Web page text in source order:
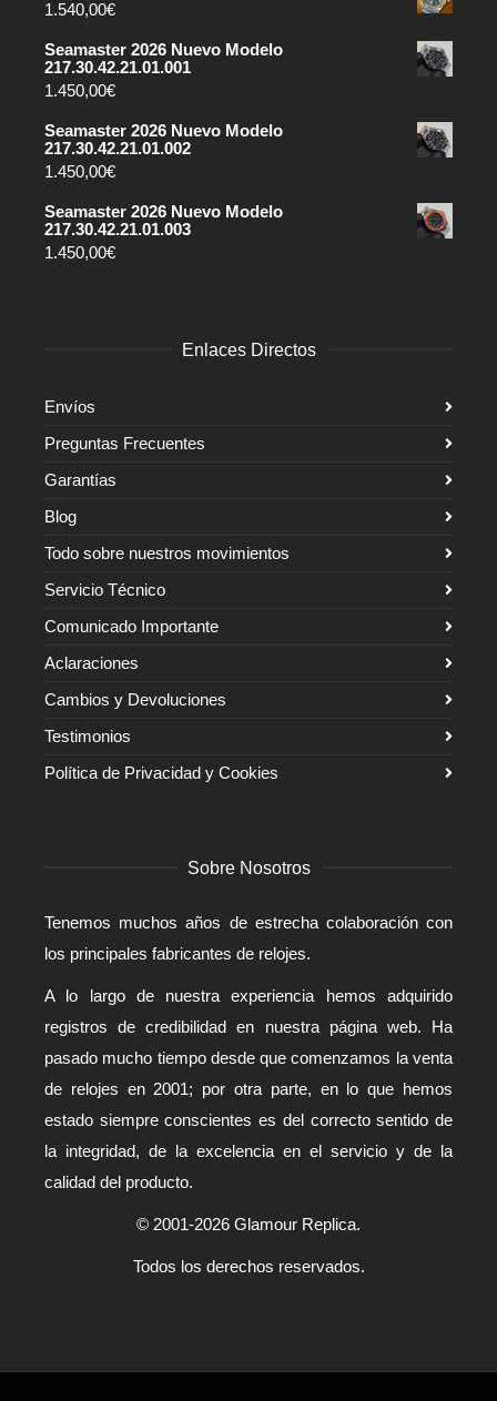
1.540,00€
Seamaster 2026 Nuevo Modelo
217.30.42.21.01.001
1.450,00€
Seamaster 2026 Nuevo Modelo
217.30.42.21.01.002
1.450,00€
Seamaster 2026 Nuevo Modelo
217.30.42.21.01.003
1.450,00€
Enlaces Directos
Envíos
Preguntas Frecuentes
Garantías
Blog
Todo sobre nuestros movimientos
Servicio Técnico
Comunicado Importante
Aclaraciones
Cambios y Devoluciones
Testimonios
Política de Privacidad y Cookies
Sobre Nosotros
Tenemos muchos años de estrecha colaboración con
los principales fabricantes de relojes.
A lo largo de nuestra experiencia hemos adquirido
registros de credibilidad en nuestra página web. Ha
pasado mucho tiempo desde que comenzamos la venta
de relojes en 2001; por otra parte, en lo que hemos
estado siempre conscientes es del correcto sentido de
la integridad, de la excelencia en el servicio y de la
calidad del producto.
© 2001-2026 Glamour Replica.
Todos los derechos reservados.